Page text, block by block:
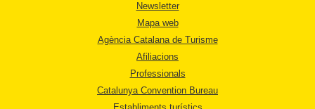
Newsletter
Mapa web
Agència Catalana de Turisme
Afiliacions
Professionals
Catalunya Convention Bureau